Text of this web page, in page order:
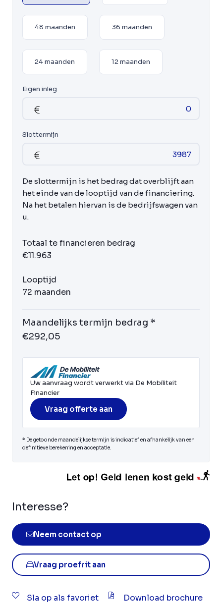
48 maanden 36 maanden
24 maanden 12 maanden
Eigen inleg
Slottermijn
De slottermijn is het bedrag dat overblijft aan
het einde van de looptijd van de financiering.
Na het betalen hiervan is de bedrijfswagen van
u.
Totaal te financieren bedrag
€11.963
Looptijd
72 maanden
Maandelijks termijn bedrag *
€292,05
Uw aanvraag wordt verwerkt via De Mobiliteit
Financier
Vraag offerte aan
* De getoonde maandelijkse termijn is indicatief en afhankelijk van een
definitieve berekening en acceptatie.
Interesse?
Neem contact op
Vraag proefrit aan
Sla op als favoriet Download brochure